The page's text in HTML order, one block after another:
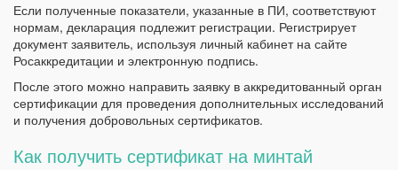
Если полученные показатели, указанные в ПИ, соответствуют
нормам, декларация подлежит регистрации. Регистрирует
документ заявитель, используя личный кабинет на сайте
Росаккредитации и электронную подпись.
После этого можно направить заявку в аккредитованный орган
сертификации для проведения дополнительных исследований
и получения добровольных сертификатов.
Как получить сертификат на минтай